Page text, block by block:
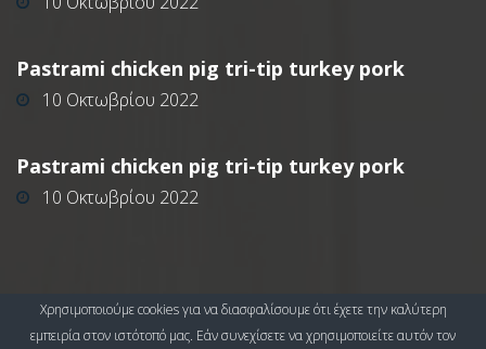
Pastrami chicken pig tri-tip turkey pork
10 Οκτωβρίου 2022
Pastrami chicken pig tri-tip turkey pork
10 Οκτωβρίου 2022
Copyright ©2026 Ideal Floor- Δάπεδα Ειδικών Απαιτήσεων
Χρησιμοποιούμε cookies για να διασφαλίσουμε ότι έχετε την καλύτερη
εμπειρία στον ιστότοπό μας. Εάν συνεχίσετε να χρησιμοποιείτε αυτόν τον